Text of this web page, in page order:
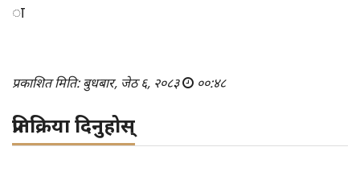
ा
प्रकाशित मिति: बुधबार, जेठ ६, २०८३ ००:४८
प्रतिक्रिया दिनुहोस्